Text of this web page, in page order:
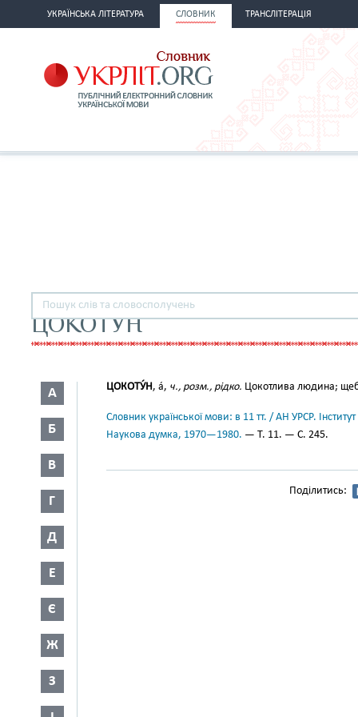
УКРАЇНСЬКА ЛІТЕРАТУРА СЛОВНИК ТРАНСЛІТЕРАЦІЯ
ЦОКОТУН
А
Б
В
Г
Д
Е
Є
Ж
З
ЦОКОТУ́Н, а́, ч., розм., рідко. Цокотлива людина;
Словник української мови: в 11 тт. / АН УРСР.
Наукова думка, 1970—1980. — Т. 11. — С. 245.
Поділитись: